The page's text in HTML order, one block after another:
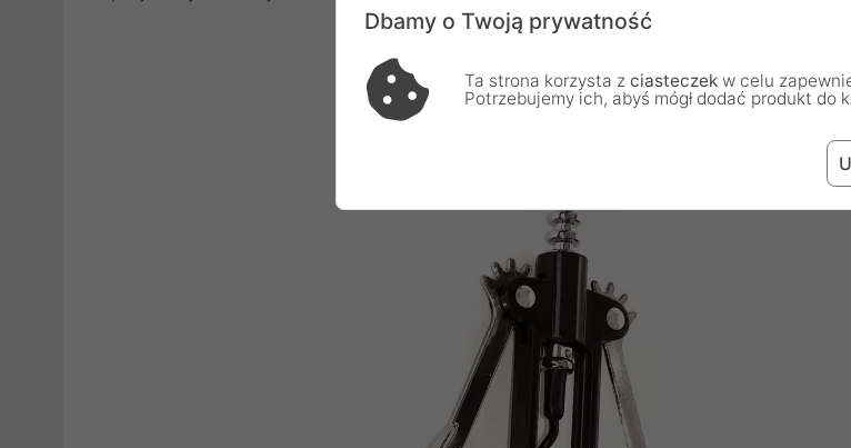
Dbamy o Twoją prywatność
Ta strona korzysta z ciasteczek w celu
Potrzebujemy ich, abyś mógł dodać produkt do